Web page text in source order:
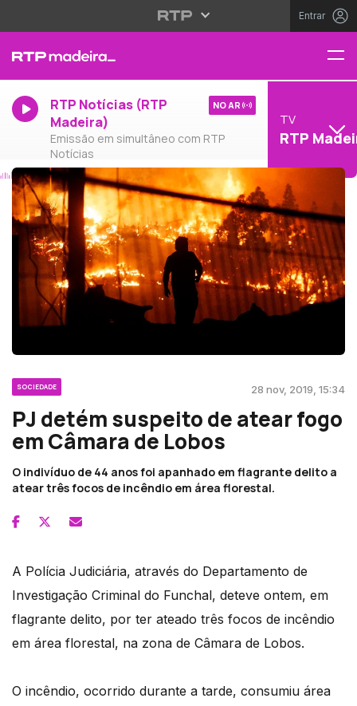
Entrar
RTP Notícias (RTP
Madeira)
Emissão em simultâneo com RTP
Notícias
NO AR
TV
RTP
SOCIEDADE 28 nov, 2019, 15:34
PJ detém suspeito de atear fogo
em Câmara de Lobos
O indivíduo de 44 anos foi apanhado em flagrante delito a
atear três focos de incêndio em área florestal.
A Polícia Judiciária, através do Departamento de
Investigação Criminal do Funchal, deteve ontem, em
flagrante delito, por ter ateado três focos de incêndio
em área florestal, na zona de Câmara de Lobos.
O incêndio, ocorrido durante a tarde, consumiu área